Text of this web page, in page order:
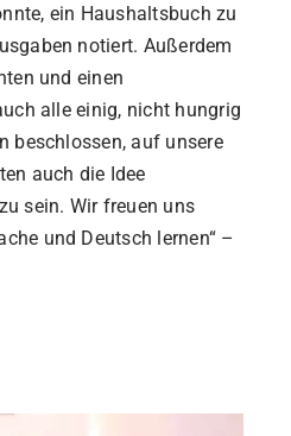
ein Haushaltsbuch zu
notiert. Außerdem
und einen
alle einig, nicht hungrig
beschlossen, auf unsere
auch die Idee
sein. Wir freuen uns
und Deutsch lernen“ –